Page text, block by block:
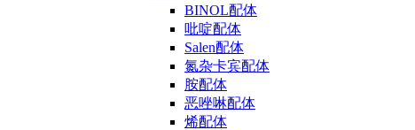
BINOL配体
吡啶配体
Salen配体
氮杂卡宾配体
胺配体
恶唑啉配体
烯配体